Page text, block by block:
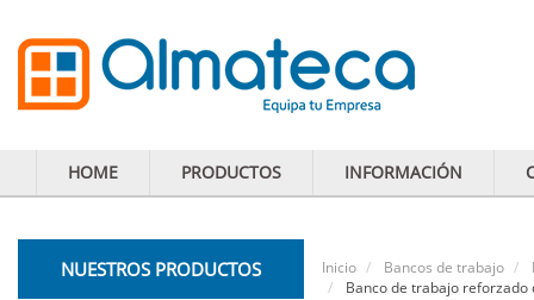
HOME PRODUCTOS INFORMACIÓN
NUESTROS PRODUCTOS Inicio Bancos de trabajo
Banco de trabajo